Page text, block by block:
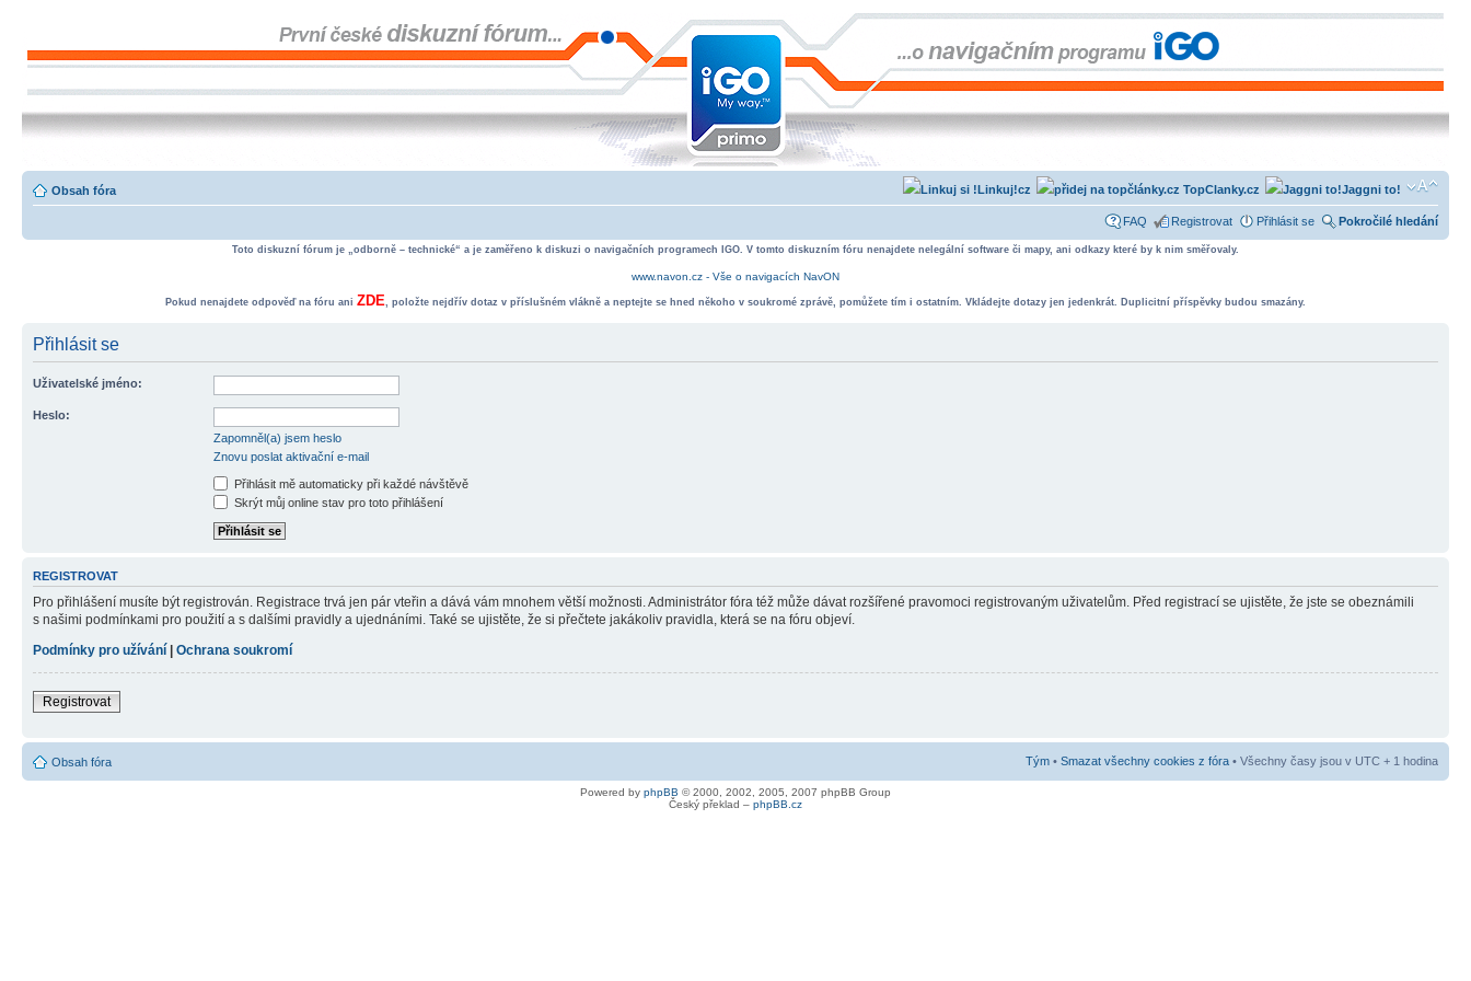
Obsah fóra Jaggni to!
TopClanky.cz
Linkuj!cz
FAQ Registrovat Přihlásit se Pokročilé hledání
Toto diskuzní fórum je „odborně – technické“ a je zaměřeno k diskuzi o navigačních programech IGO. V tomto diskuzním fóru nenajdete nelegální software či mapy, ani odkazy které by k nim směřovaly.
www.navon.cz - Vše o navigacích NavON
Pokud nenajdete odpověď na fóru ani ZDE, položte nejdřív dotaz v příslušném vlákně a neptejte se hned někoho v soukromé zprávě, pomůžete tím i ostatním. Vkládejte dotazy jen jedenkrát. Duplicitní příspěvky budou smazány.
Přihlásit se
Uživatelské jméno:
Heslo:
Zapomněl(a) jsem heslo
Znovu poslat aktivační e-mail
Přihlásit mě automaticky při každé návštěvě
Skrýt můj online stav pro toto přihlášení
REGISTROVAT
Pro přihlášení musíte být registrován. Registrace trvá jen pár vteřin a dává vám mnohem větší možnosti. Administrátor fóra též může dávat rozšířené pravomoci registrovaným uživatelům. Před registrací se ujistěte, že jste se obeznámili
s našimi podmínkami pro použití a s dalšími pravidly a ujednáními. Také se ujistěte, že si přečtete jakákoliv pravidla, která se na fóru objeví.
Podmínky pro užívání | Ochrana soukromí
Registrovat
Obsah fóra Tým • Smazat všechny cookies z fóra • Všechny časy jsou v UTC + 1 hodina
Powered by phpBB © 2000, 2002, 2005, 2007 phpBB Group
Český překlad – phpBB.cz